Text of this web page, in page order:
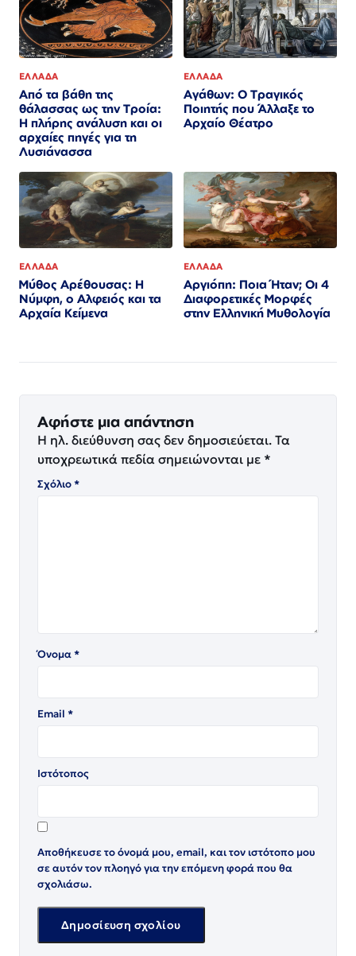
ΕΛΛΑΔΑ
Από τα βάθη της
θάλασσας ως την Τροία:
Η πλήρης ανάλυση και οι
αρχαίες πηγές για τη
Λυσιάνασσα
ΕΛΛΑΔΑ
Αγάθων: Ο Τραγικός
Ποιητής που Άλλαξε το
Αρχαίο Θέατρο
ΕΛΛΑΔΑ
Μύθος Αρέθουσας: Η
Νύμφη, ο Αλφειός και τα
Αρχαία Κείμενα
ΕΛΛΑΔΑ
Αργιόπη: Ποια Ήταν; Οι 4
Διαφορετικές Μορφές
στην Ελληνική Μυθολογία
Αφήστε μια απάντηση
Η ηλ. διεύθυνση σας δεν δημοσιεύεται. Τα
υποχρεωτικά πεδία σημειώνονται με *
Σχόλιο*
Όνομα*
Email *
Ιστότοπος
Αποθήκευσε το όνομά μου, email, και τον ιστότοπο μου
σε αυτόν τον πλοηγό για την επόμενη φορά που θα
σχολιάσω.